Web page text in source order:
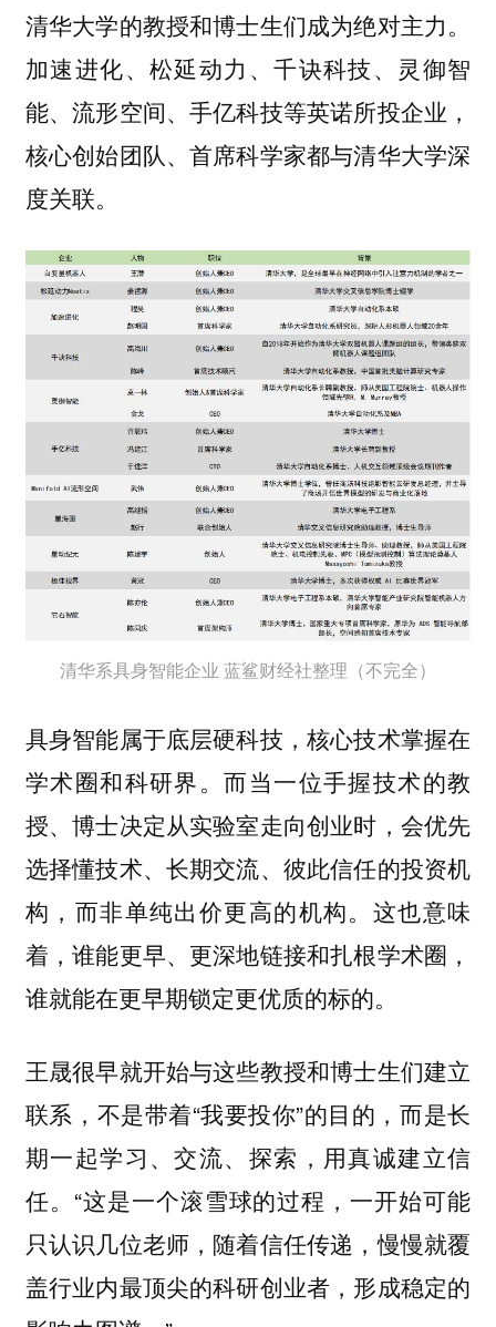
清华大学的教授和博士生们成为绝对主力。
加速进化、松延动力、千诀科技、灵御智
能、流形空间、手亿科技等英诺所投企业，
核心创始团队、首席科学家都与清华大学深
度关联。
清华系具身智能企业 蓝鲨财经社整理（不完全）
具身智能属于底层硬科技，核心技术掌握在
学术圈和科研界。而当一位手握技术的教
授、博士决定从实验室走向创业时，会优先
选择懂技术、长期交流、彼此信任的投资机
构，而非单纯出价更高的机构。这也意味
着，谁能更早、更深地链接和扎根学术圈，
谁就能在更早期锁定更优质的标的。
王晟很早就开始与这些教授和博士生们建立
联系，不是带着“我要投你”的目的，而是长
期一起学习、交流、探索，用真诚建立信
任。“这是一个滚雪球的过程，一开始可能
只认识几位老师，随着信任传递，慢慢就覆
盖行业内最顶尖的科研创业者，形成稳定的